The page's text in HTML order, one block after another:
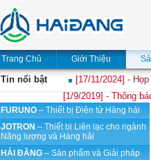
Trang Chủ Giới Thiệu
Tin nổi bật
[17/11/2024] -
[1/9/2019] - Thông
FURUNO – Thiết bị Điện tử Hàng hải
JOTRON – Thiết bị Liên lạc cho ngành
Năng lượng và Hàng hải
HẢI ĐĂNG – Sản phẩm và Giải pháp